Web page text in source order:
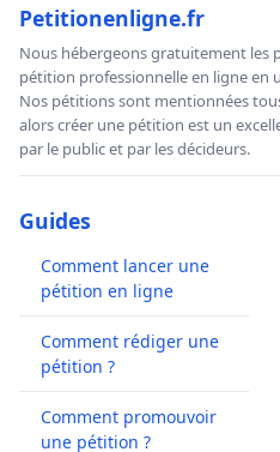
Petitionenligne.fr
Nous hébergeons gratuitement les
pétition professionnelle en ligne en
Nos pétitions sont mentionnées
alors créer une pétition est un
par le public et par les décideurs.
Guides
Comment lancer une
pétition en ligne
Comment rédiger une
pétition ?
Comment promouvoir
une pétition ?